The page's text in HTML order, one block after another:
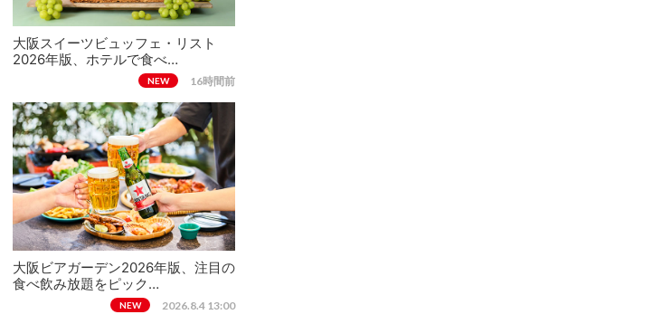
大阪スイーツビュッフェ・リスト
2026年版、ホテルで食べ…
NEW 16時間前
大阪ビアガーデン2026年版、注目の
食べ飲み放題をピック…
NEW 2026.8.4 13:00